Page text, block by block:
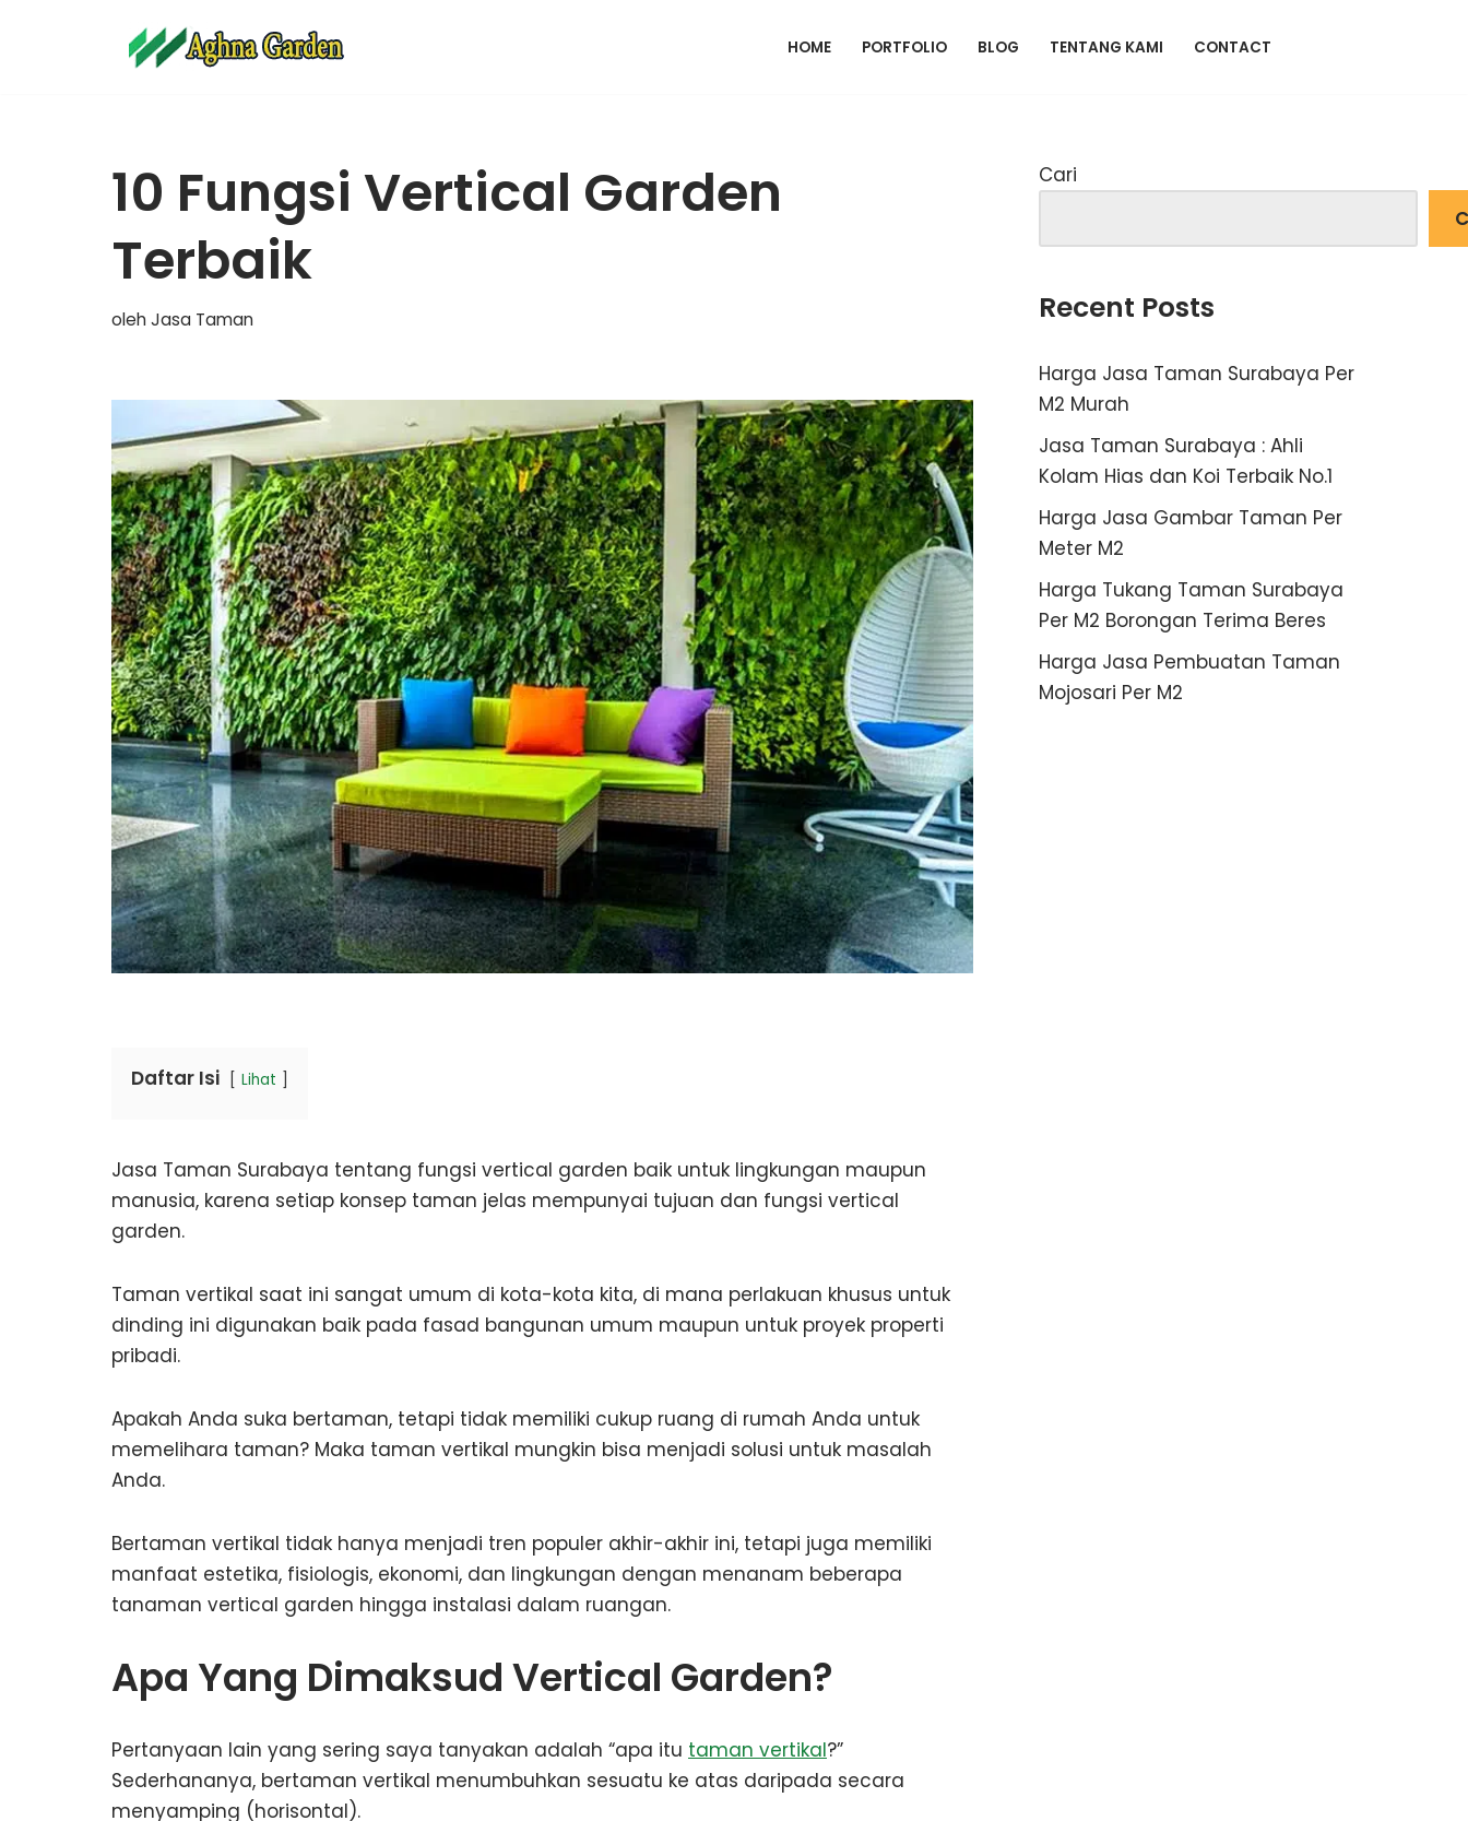
HOME PORTFOLIO BLOG TENTANG KAMI CONTACT
10 Fungsi Vertical Garden
Terbaik
olehJasa Taman
Daftar Isi Lihat
Jasa Taman Surabaya tentang fungsi vertical garden baik untuk lingkungan maupun
manusia, karena setiap konsep taman jelas mempunyai tujuan dan fungsi vertical
garden.
Taman vertikal saat ini sangat umum di kota-kota kita, di mana perlakuan khusus untuk
dinding ini digunakan baik pada fasad bangunan umum maupun untuk proyek properti
pribadi.
Apakah Anda suka bertaman, tetapi tidak memiliki cukup ruang di rumah Anda untuk
memelihara taman? Maka taman vertikal mungkin bisa menjadi solusi untuk masalah
Anda.
Bertaman vertikal tidak hanya menjadi tren populer akhir-akhir ini, tetapi juga memiliki
manfaat estetika, fisiologis, ekonomi, dan lingkungan dengan menanam beberapa
tanaman vertical garden hingga instalasi dalam ruangan.
Apa Yang Dimaksud Vertical Garden?
Pertanyaan lain yang sering saya tanyakan adalah “apa itu taman vertikal?”
Sederhananya, bertaman vertikal menumbuhkan sesuatu ke atas daripada secara
menyamping (horisontal).
Cari
Recent Posts
Harga Jasa Taman Surabaya Per
M2 Murah
Jasa Taman Surabaya : Ahli
Kolam Hias dan Koi Terbaik No.1
Harga Jasa Gambar Taman Per
Meter M2
Harga Tukang Taman Surabaya
Per M2 Borongan Terima Beres
Harga Jasa Pembuatan Taman
Mojosari Per M2